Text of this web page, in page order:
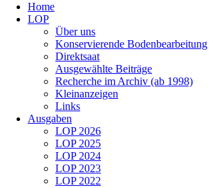
überspringen
Home
LOP
Über uns
Konservierende Bodenbearbeitung
Direktsaat
Ausgewählte Beiträge
Recherche im Archiv (ab 1998)
Kleinanzeigen
Links
Ausgaben
LOP 2026
LOP 2025
LOP 2024
LOP 2023
LOP 2022